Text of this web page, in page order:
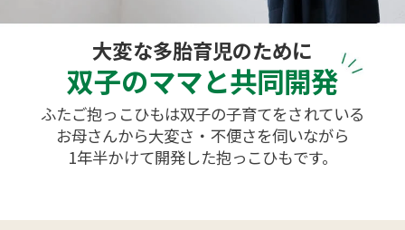
大変な多胎育児のために
双子のママと共同開発
ふたご抱っこひもは双子の子育てをされている
お母さんから大変さ・不便さを伺いながら
1年半かけて開発した抱っこひもです。